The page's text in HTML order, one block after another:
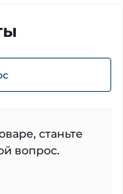
станьте
вопрос.